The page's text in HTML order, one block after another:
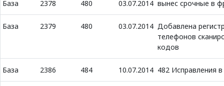
База 2378 480 03.07.2014 вынес срочные в
База 2379 480 03.07.2014 Добавлена
телефонов
кодов
База 2386 484 10.07.2014 482 Исправления